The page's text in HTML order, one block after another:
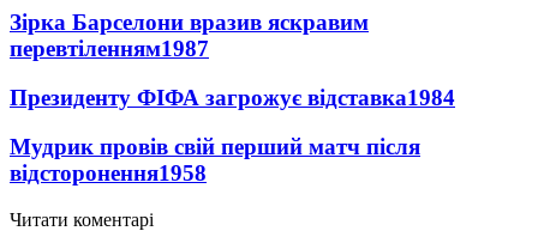
Зірка Барселони вразив яскравим
перевтіленням1987
Президенту ФІФА загрожує відставка1984
Мудрик провів свій перший матч після
відсторонення1958
Читати коментарі